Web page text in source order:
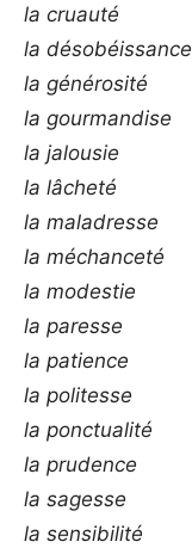
la cruauté
la désobéissance
la générosité
la gourmandise
la jalousie
la lâcheté
la maladresse
la méchanceté
la modestie
la paresse
la patience
la politesse
la ponctualité
la prudence
la sagesse
la sensibilité